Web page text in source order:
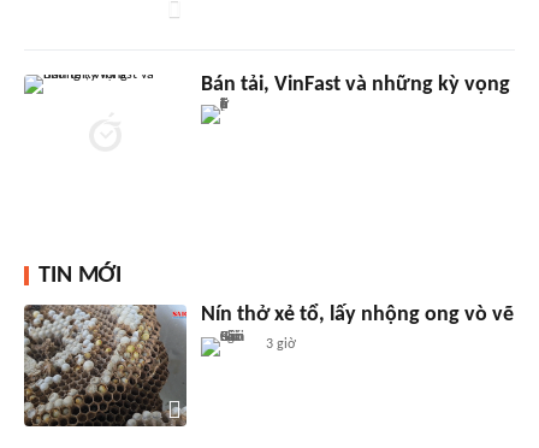
Bán tải, VinFast và những kỳ vọng
TIN MỚI
Nín thở xẻ tổ, lấy nhộng ong vò vẽ
3 giờ